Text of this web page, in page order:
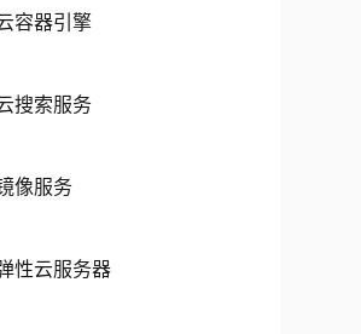
容器引擎
搜索服务
像服务
性云服务器